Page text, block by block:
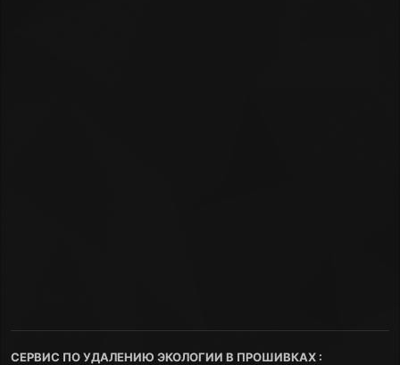
СЕРВИС ПО УДАЛЕНИЮ ЭКОЛОГИИ В ПРОШИВКАХ :